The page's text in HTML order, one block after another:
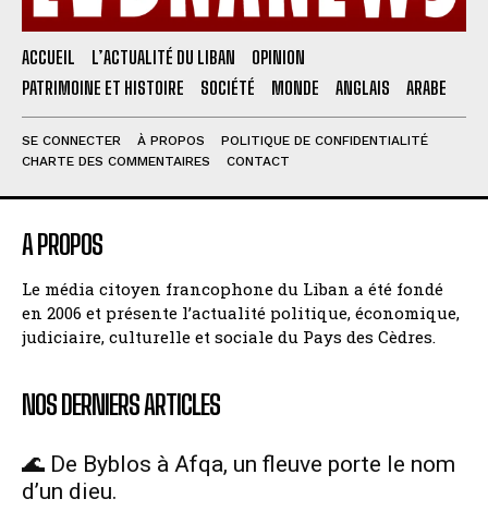
ACCUEIL L’ACTUALITÉ DU LIBAN
OPINION
PATRIMOINE ET HISTOIRE
SOCIÉTÉ MONDE ANGLAIS ARABE
SE CONNECTER À PROPOS
POLITIQUE DE CONFIDENTIALITÉ
CHARTE DES COMMENTAIRES
CONTACT
A PROPOS
Le média citoyen francophone du Liban a été fondé
en 2006 et présente l’actualité politique, économique,
judiciaire, culturelle et sociale du Pays des Cèdres.
NOS DERNIERS ARTICLES
🌊 De Byblos à Afqa, un fleuve porte le nom
d’un dieu.